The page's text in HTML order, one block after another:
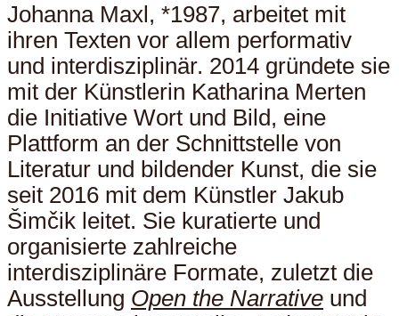
Johanna Maxl, *1987, arbeitet mit
ihren Texten vor allem performativ
und interdisziplinär. 2014 gründete sie
mit der Künstlerin Katharina Merten
die Initiative Wort und Bild, eine
Plattform an der Schnittstelle von
Literatur und bildender Kunst, die sie
seit 2016 mit dem Künstler Jakub
Šimčik leitet. Sie kuratierte und
organisierte zahlreiche
interdisziplinäre Formate, zuletzt die
Ausstellung Open the Narrative und